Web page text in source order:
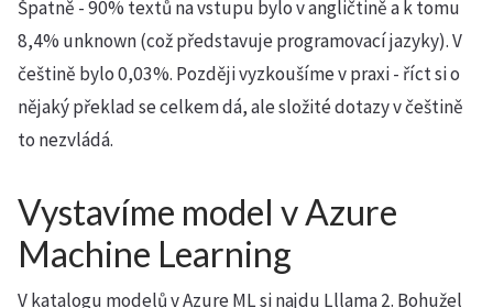
Špatně - 90% textů na vstupu bylo v angličtině a k tomu
8,4% unknown (což představuje programovací jazyky). V
češtině bylo 0,03%. Později vyzkoušíme v praxi - říct si o
nějaký překlad se celkem dá, ale složité dotazy v češtině
to nezvládá.
Vystavíme model v Azure
Machine Learning
V katalogu modelů v Azure ML si najdu Lllama 2. Bohužel